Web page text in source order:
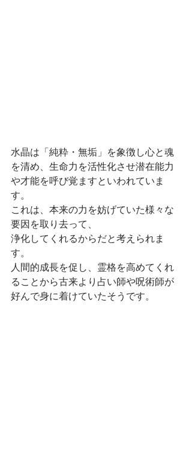
水晶は「純粋・無垢」を象徴し心と魂
を清め、生命力を活性化させ潜在能力
や才能を呼び覚ますといわれていま
す。
これは、本来の力を妨げていた様々な
要因を取り去って、
浄化してくれるからだと考えられま
す。
人間的成長を促し、霊格を高めてくれ
ることから古来より占い師や呪術師が
好んで身に着けていたそうです。